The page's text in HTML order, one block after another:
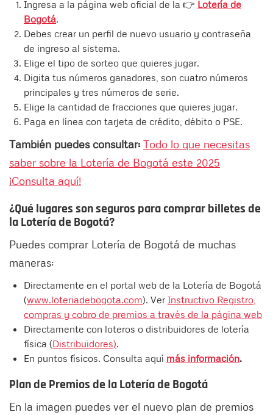
Ingresa a la página web oficial de la 👉 Lotería de
Bogotá.
Debes crear un perfil de nuevo usuario y contraseña
de ingreso al sistema.
Elige el tipo de sorteo que quieres jugar.
Digita tus números ganadores, son cuatro números
principales y tres números de serie.
Elige la cantidad de fracciones que quieres jugar.
Paga en línea con tarjeta de crédito, débito o PSE.
También puedes consultar: Todo lo que necesitas
saber sobre la Lotería de Bogotá este 2025
¡Consulta aquí!
¿Qué lugares son seguros para comprar billetes de
la Lotería de Bogotá?
Puedes comprar Lotería de Bogotá de muchas
maneras:
Directamente en el portal web de la Lotería de Bogotá
(www.loteriadebogota.com). Ver Instructivo Registro,
compras y cobro de premios a través de la página web
Directamente con loteros o distribuidores de lotería
física (Distribuidores).
En puntos físicos. Consulta aquí más información.
Plan de Premios de la Lotería de Bogotá
En la imagen puedes ver el nuevo plan de premios